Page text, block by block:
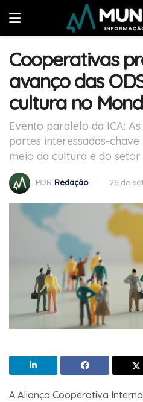
Cooperativas
avanço das
cultura no
Evento paralelo da ICA:
partes interessadas-
meio da cultura e do
POR Redação 26 de
A Aliança Cooperativa